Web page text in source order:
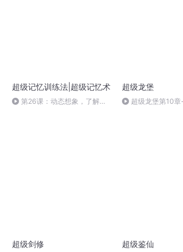
超级记忆训练法|超级记忆术
第26课：动态想象，了解记
超级龙堡
超级龙堡第10章
超级剑修 超级鉴仙